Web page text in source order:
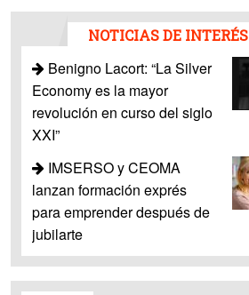
NOTICIAS DE INTERÉS
Benigno Lacort: “La Silver
Economy es la mayor
revolución en curso del siglo
XXI”
IMSERSO y CEOMA
lanzan formación exprés
para emprender después de
jubilarte